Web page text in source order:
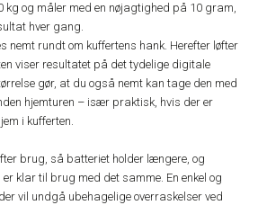
kg og måler med en nøjagtighed på 10 gram,
hver gang.
nemt rundt om kuffertens hank. Herefter løfter
viser resultatet på det tydelige digitale
gør, at du også nemt kan tage den med
hjemturen – især praktisk, hvis der er
i kufferten.
brug, så batteriet holder længere, og
klar til brug med det samme. En enkel og
vil undgå ubehagelige overraskelser ved